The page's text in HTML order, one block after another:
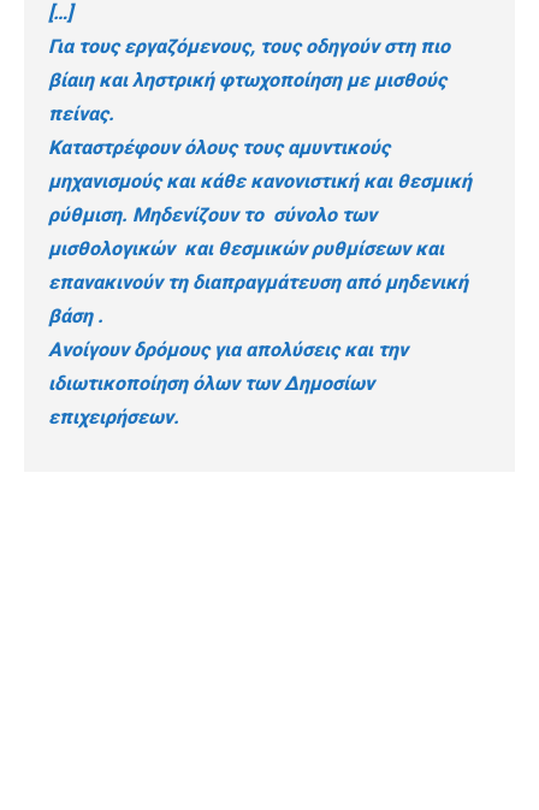
[…]
Για τους εργαζόμενους, τους οδηγούν στη πιο
βίαιη και ληστρική φτωχοποίηση με μισθούς
πείνας.
Καταστρέφουν όλους τους αμυντικούς
μηχανισμούς και κάθε κανονιστική και θεσμική
ρύθμιση. Μηδενίζουν το σύνολο των
μισθολογικών και θεσμικών ρυθμίσεων και
επανακινούν τη διαπραγμάτευση από μηδενική
βάση .
Ανοίγουν δρόμους για απολύσεις και την
ιδιωτικοποίηση όλων των Δημοσίων
επιχειρήσεων.